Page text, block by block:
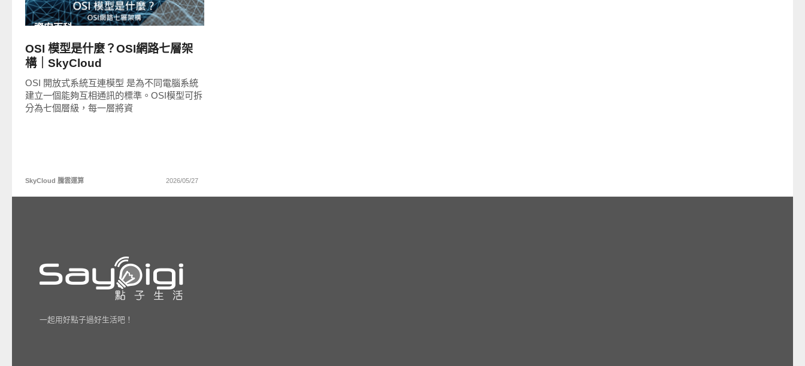
資安百科
OSI 模型是什麼？OSI網路七層架
構｜SkyCloud
OSI 開放式系統互連模型 是為不同電腦系統
建立一個能夠互相通訊的標準。OSI模型可拆
分為七個層級，每一層將資
SkyCloud 騰雲運算 2026/05/27
一起用好點子過好生活吧！